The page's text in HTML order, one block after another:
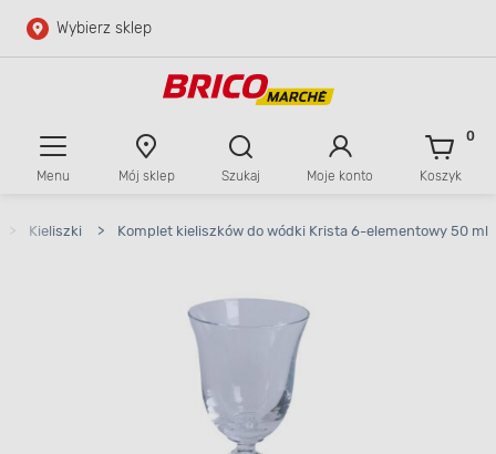
Przejdź do głównej zawartości
Wybierz sklep
Menu Mój sklep Szukaj Moje konto Koszyk
0
> Kieliszki > Komplet kieliszków do wódki Krista 6-elementowy 50 ml